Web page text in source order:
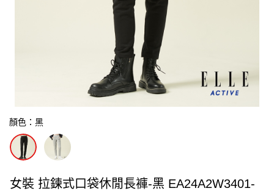
顏色：黑
女裝 拉鍊式口袋休閒長褲-黑 EA24A2W3401-